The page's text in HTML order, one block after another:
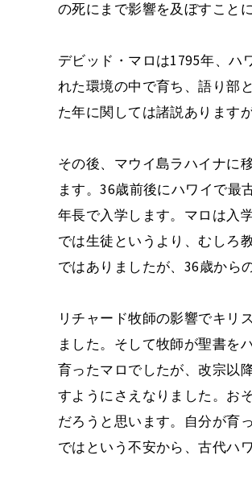
の死にまで影響を及ぼすこと
デビッド・マロは1795年、ハ
れた環境の中で育ち、語り部
た年に関しては諸説あります
その後、マウイ島ラハイナに
ます。36歳前後にハワイで最
年長で入学します。マロは入
では生徒というより、むしろ
ではありましたが、36歳から
リチャード牧師の影響でキリ
ました。そして牧師が聖書を
育ったマロでしたが、改宗以
すようにさえなりました。お
だろうと思います。自分が育
ではという不安から、古代ハ